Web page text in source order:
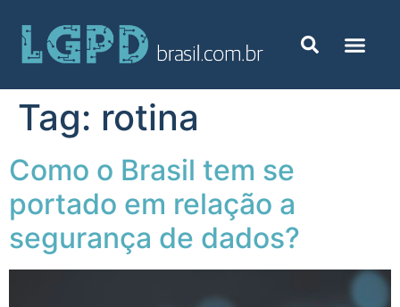
Tag: rotina
Como o Brasil tem se
portado em relação a
segurança de dados?